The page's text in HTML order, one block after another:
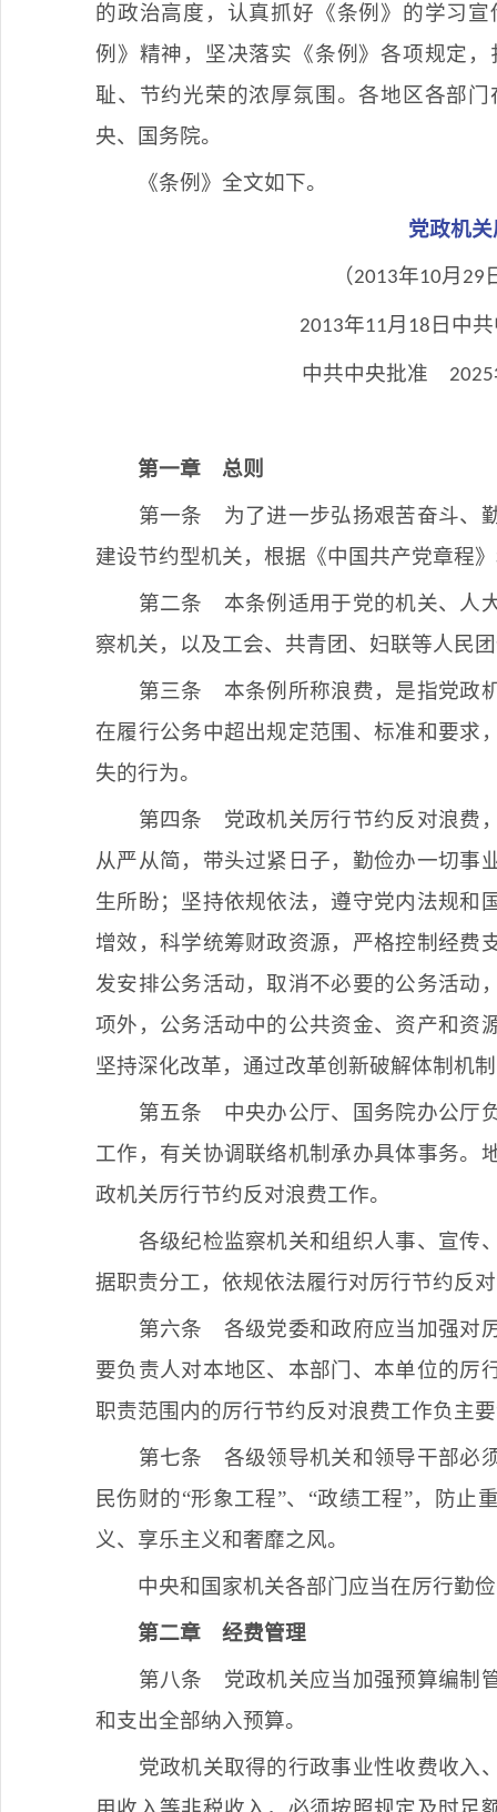
的政治高度，认真抓好《条例》的学习
例》精神，坚决落实《条例》各项规定
耻、节约光荣的浓厚氛围。各地区各部
央、国务院。
《条例》全文如下。
党政机
（2013年10月 29
2013年11月 18 日中
中共中央批准 2025
第一章 总则
第一条 为了进一步弘扬艰苦奋斗、
建设节约型机关，根据《中国共产党章程
第二条 本条例适用于党的机关、人
察机关，以及工会、共青团、妇联等人民
第三条 本条例所称浪费，是指党政
在履行公务中超出规定范围、标准和要求
失的行为。
第四条 党政机关厉行节约反对浪费
从严从简，带头过紧日子，勤俭办一切事
生所盼；坚持依规依法，遵守党内法规和
增效，科学统筹财政资源，严格控制经费
发安排公务活动，取消不必要的公务活动
项外，公务活动中的公共资金、资产和资
坚持深化改革，通过改革创新破解体制机
第五条 中央办公厅、国务院办公厅
工作，有关协调联络机制承办具体事务。
政机关厉行节约反对浪费工作。
各级纪检监察机关和组织人事、宣传
据职责分工，依规依法履行对厉行节约反
第六条 各级党委和政府应当加强对
要负责人对本地区、本部门、本单位的厉
职责范围内的厉行节约反对浪费工作负主
第七条 各级领导机关和领导干部必
民伤财的“形象工程”、“政绩工程”，防
义、享乐主义和奢靡之风。
中央和国家机关各部门应当在厉行勤
第二章 经费管理
第八条 党政机关应当加强预算编制
和支出全部纳入预算。
党政机关取得的行政事业性收费收入